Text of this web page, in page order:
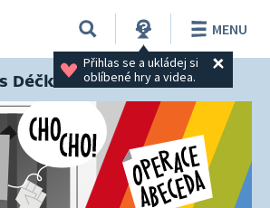
Přihlas se a ukládej si
oblíbené hry a videa.
MENU
Déčkem